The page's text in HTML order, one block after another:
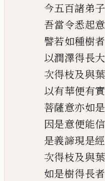
今五百諸弟子
吾當令悉起意
譬若如種樹者
以潤澤得長大
次得枝及與葉
以有華便有實
菩薩意亦如是
因是意便能信
是義諦現是經
次得枝及與葉
如是樹得長者